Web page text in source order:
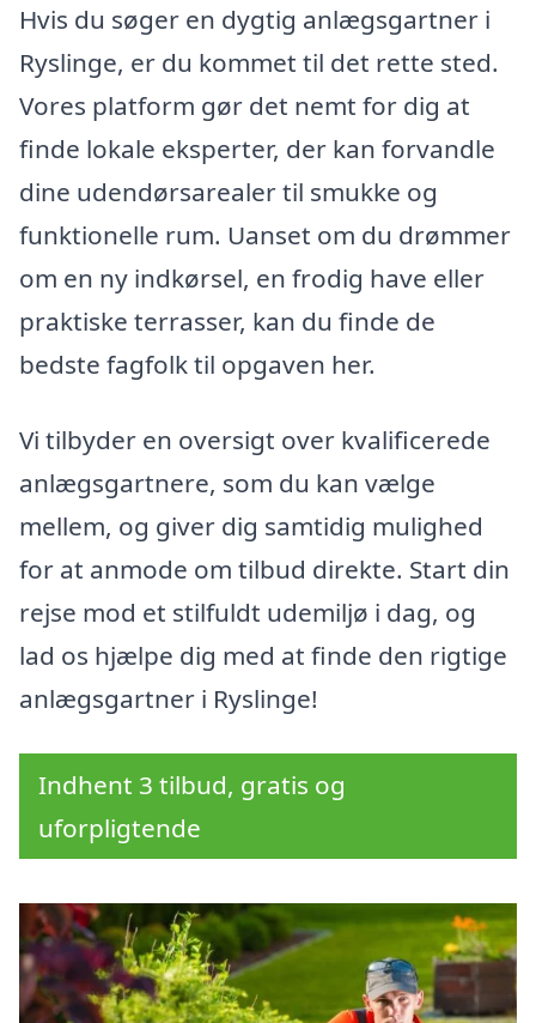
Hvis du søger en dygtig anlægsgartner i
Ryslinge, er du kommet til det rette sted.
Vores platform gør det nemt for dig at
finde lokale eksperter, der kan forvandle
dine udendørsarealer til smukke og
funktionelle rum. Uanset om du drømmer
om en ny indkørsel, en frodig have eller
praktiske terrasser, kan du finde de
bedste fagfolk til opgaven her.
Vi tilbyder en oversigt over kvalificerede
anlægsgartnere, som du kan vælge
mellem, og giver dig samtidig mulighed
for at anmode om tilbud direkte. Start din
rejse mod et stilfuldt udemiljø i dag, og
lad os hjælpe dig med at finde den rigtige
anlægsgartner i Ryslinge!
Indhent 3 tilbud, gratis og
uforpligtende